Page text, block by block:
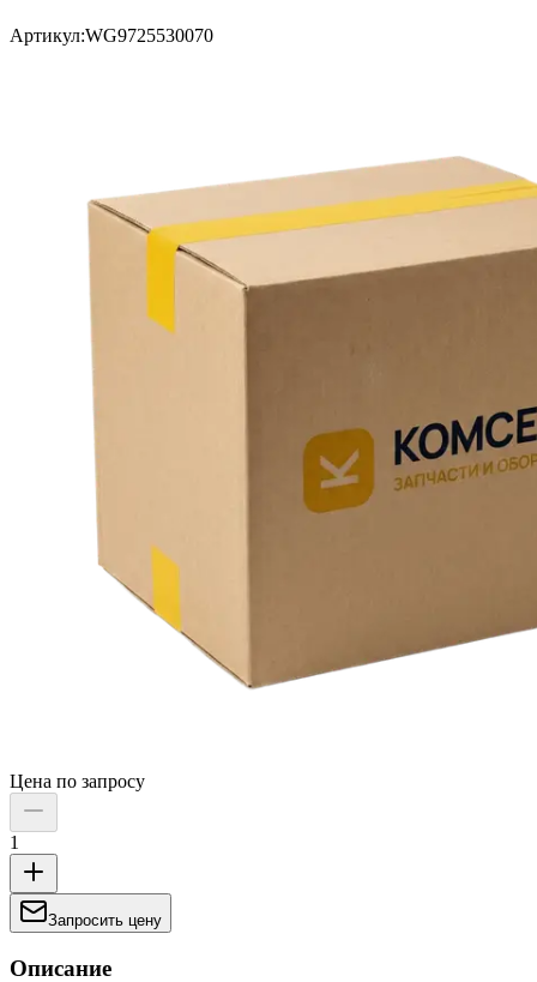
Артикул:WG9725530070
Цена по запросу
1
Запросить цену
Описание